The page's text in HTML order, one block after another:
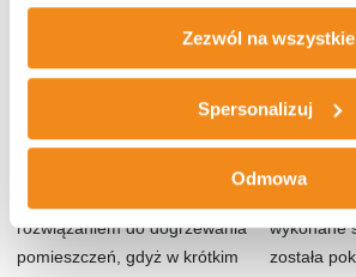
Zezwól na wszystkie
Spersonalizuj
Odmowa
Czas
Czy biokominkiem można
ogrzewać pomieszczenia?
rozwiązaniem do dogrzewania
pomieszczeń, gdyż w krótkim
Z jakich
wykonany
wykonane
została